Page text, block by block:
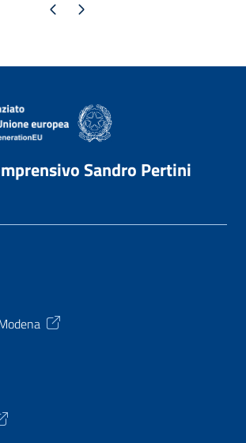
Pagina precedente
Pagina successiva
Sandro Pertini